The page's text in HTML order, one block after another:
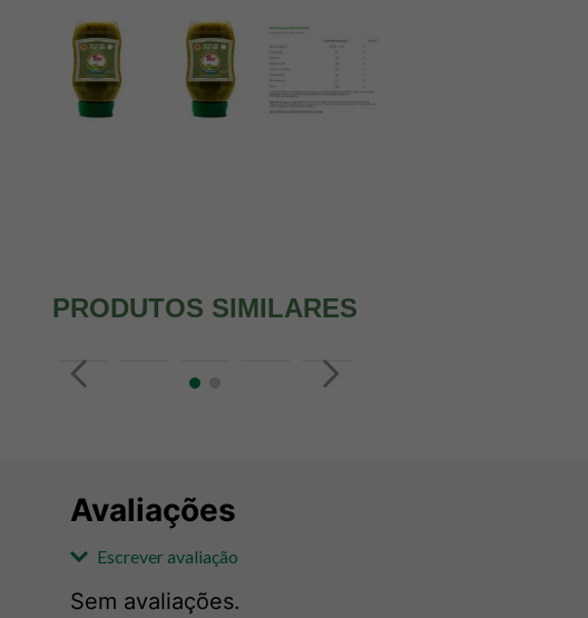
PRODUTOS SIMILARES
Avaliações
Escrever avaliação
Sem avaliações.